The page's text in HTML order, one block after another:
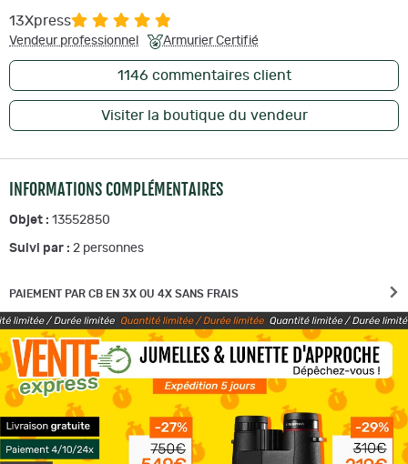
13Xpress
Vendeur professionnel Armurier Certifié
1146 commentaires client
Visiter la boutique du vendeur
INFORMATIONS COMPLÉMENTAIRES
Objet : 13552850
Suivi par : 2 personnes
PAIEMENT PAR CB EN 3X OU 4X SANS FRAIS